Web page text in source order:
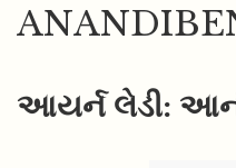
આયર્ન લેડી: